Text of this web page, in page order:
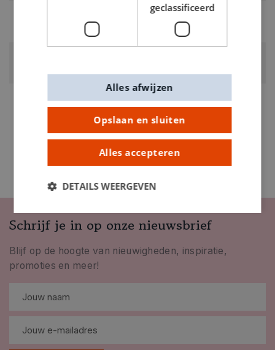
Schrijf je in op onze nieuwsbrief
Blijf op de hoogte van nieuwigheden, inspiratie,
promoties en meer!
geclassificeerd
Opslaan en sluiten
Alles accepteren
Alles afwijzen
DETAILS WEERGEVEN